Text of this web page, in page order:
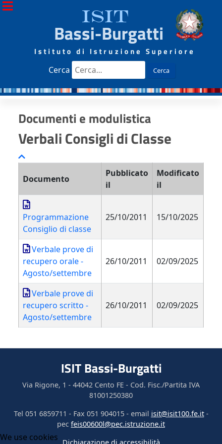
ISIT
Bassi-Burgatti
Istituto di Istruzione Superiore
Cerca Cerca
Documenti e modulistica
Verbali Consigli di Classe
Documento
Pubblicato
il
Modificato
il
Programmazione
Consiglio di classe
25/10/2011 15/10/2025
Verbale prove di
recupero orale -
Agosto/settembre
26/10/2011 02/09/2025
Verbale prove di
recupero scritto -
Agosto/settembre
26/10/2011 02/09/2025
ISIT Bassi-Burgatti
Via Rigone, 1 - 44042 Cento FE - Cod. Fisc./Partita IVA
81001250380
Tel 051 6859711 - Fax 051 904015 - email isit@isit100.fe.it-
pec feis00600l@pec.istruzione.it
We use cookies